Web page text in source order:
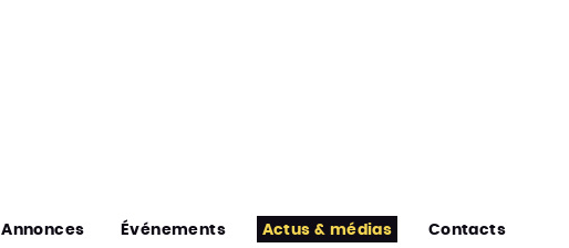
Annonces Événements Actus & médias Contacts